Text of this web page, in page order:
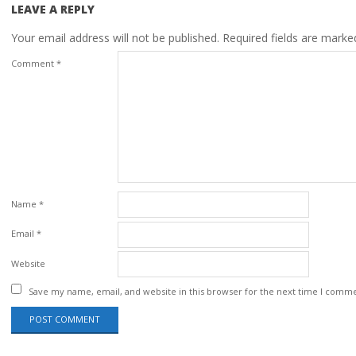
LEAVE A REPLY
Your email address will not be published. Required fields are
Comment *
Name *
Email *
Website
Save my name, email, and website in this browser for the next time I